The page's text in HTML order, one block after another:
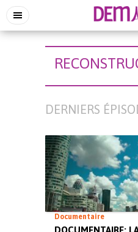
DERNIERS
Documentaire
DOCUMENTAIRE: